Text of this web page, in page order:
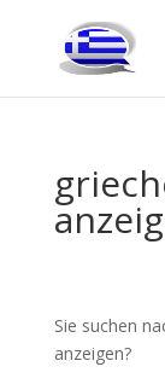
Sie suchen
anzeigen?